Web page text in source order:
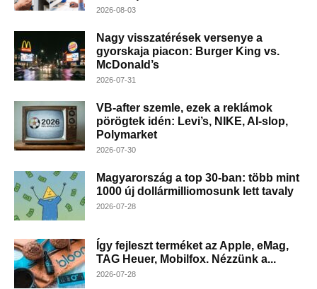
2026-08-03
Nagy visszatérések versenye a
gyorskaja piacon: Burger King vs.
McDonald’s
2026-07-31
VB-after szemle, ezek a reklámok
pörögtek idén: Levi’s, NIKE, AI-slop,
Polymarket
2026-07-30
Magyarország a top 30-ban: több mint
1000 új dollármilliomosunk lett tavaly
2026-07-28
Így fejleszt terméket az Apple, eMag,
TAG Heuer, Mobilfox. Nézzünk a...
2026-07-28